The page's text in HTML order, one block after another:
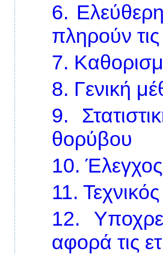
6.
πληρούν
7.
8. Γενική
9.
θορύβου
10.
11.
12.
αφορά τις